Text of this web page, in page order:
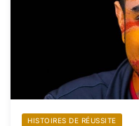
HISTOIRES DE RÉUSSITE